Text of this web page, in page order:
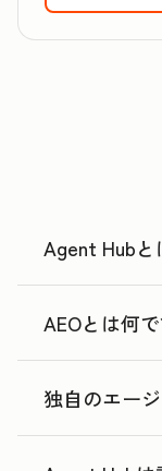
Agent Hubと
AEOとは何
独自のエー